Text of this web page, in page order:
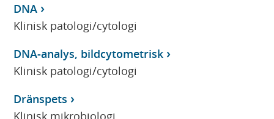
DNA
Klinisk patologi/cytologi
DNA-analys, bildcytometrisk
Klinisk patologi/cytologi
Dränspets
Klinisk mikrobiologi